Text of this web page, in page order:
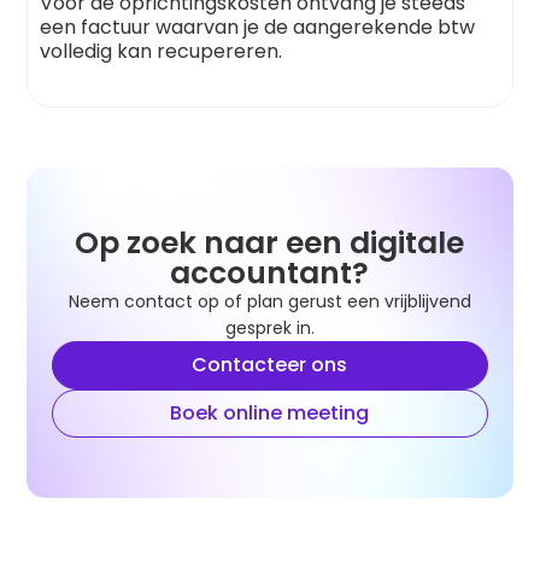
een factuur waarvan je de aangerekende btw
volledig kan recupereren.
Op zoek naar een digitale
accountant?
Neem contact op of plan gerust een vrijblijvend
gesprek in.
Contacteer ons
Boek online meeting